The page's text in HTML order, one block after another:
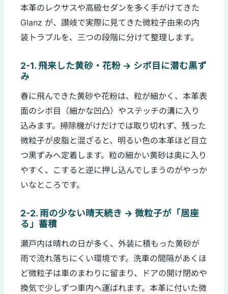
本革のレクサスや高級セダンを多く手がけてきた
Glanz が、讃岐で実際に見てきた微粒子由来の内
装トラブルを、三つの段階に分けて整理します。
2-1. 飛来した黄砂・花粉 → シボ目に潜む黒ず
み
春に飛んできた黄砂や花粉は、粒が細かく、本革表
面のシボ目（細かな凹凸）やステッチの溝に入り
込みます。掃除機がけだけでは取り切れず、残った
微粒子が皮脂と混ざると、明るい色の本革ほど目立
つ黒ずみへ定着します。粒の細かい黄砂は奥に入り
やすく、こすると逆に押し込んでしまうのがやっか
いなところです。
2-2. 雨の少ない晴天続き → 微粒子が「居座
る」蓄積
瀬戸内は晴れの日が多く、外装に積もった黄砂が
雨で流れ落ちにくい環境です。洗車の間隔があくほ
ど微粒子は車のまわりに留まり、ドアの開け閉めや
換気で少しずつ車内へ運ばれます。本革に付いた微